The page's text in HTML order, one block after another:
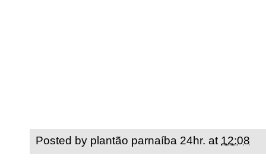
Posted by plantão parnaíba 24hr. at 12:08